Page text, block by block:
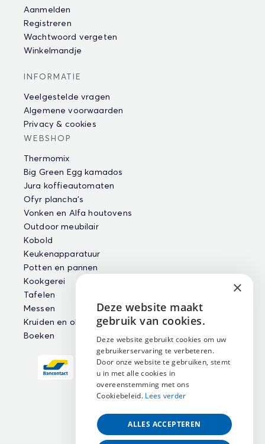
Aanmelden
Registreren
Wachtwoord vergeten
Winkelmandje
INFORMATIE
Veelgestelde vragen
Algemene voorwaarden
Privacy & cookies
WEBSHOP
Thermomix
Big Green Egg kamados
Jura koffieautomaten
Ofyr plancha's
Vonken en Alfa houtovens
Outdoor meubilair
Kobold
Keukenapparatuur
Potten en pannen
Kookgerei
Tafelen
Messen
Kruiden en oliën
Boeken
ENGLISH
FRANÇAIS
×
Deze website maakt
gebruik van cookies.
Deze website gebruikt cookies om uw
gebruikerservaring te verbeteren.
Door onze website te gebruiken, stemt
u in met alle cookies in
overeenstemming met ons
Cookiebeleid. Lees verder
ALLES ACCEPTEREN